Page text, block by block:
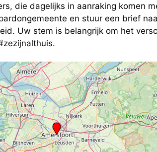
die dagelijks in aanraking komen
en stuur een brief
Uw stem is belangrijk om het